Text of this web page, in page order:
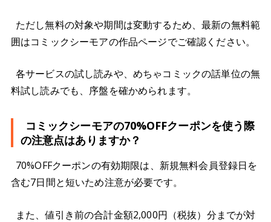
ただし無料の対象や期間は変動するため、最新の無料範
囲はコミックシーモアの作品ページでご確認ください。
各サービスの試し読みや、めちゃコミックの話単位の無
料試し読みでも、序盤を確かめられます。
コミックシーモアの70%OFFクーポンを使う際
の注意点はありますか？
70%OFFクーポンの有効期限は、新規無料会員登録日を
含む7日間と短いため注意が必要です。
また、値引き前の合計金額2,000円（税抜）分までが対